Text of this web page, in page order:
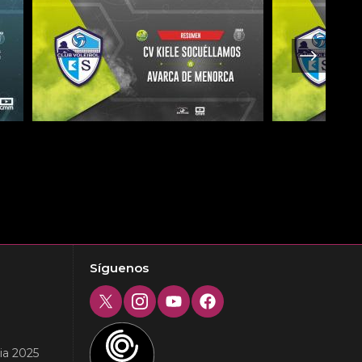
Next
2025
Síguenos
TwitterInstagram
YoutubeFacebook